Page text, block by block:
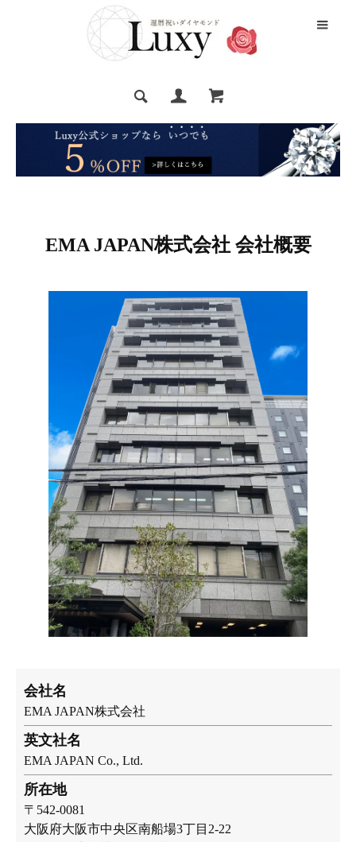
EMA JAPAN株式会社 会社概要
会社名
EMA JAPAN株式会社
英文社名
EMA JAPAN Co., Ltd.
所在地
〒542-0081
大阪府大阪市中央区南船場3丁目2-22